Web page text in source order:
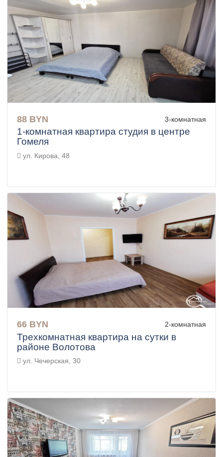
88 BYN 3-комнатная
1-комнатная квартира студия в центре
Гомеля
ул. Кирова, 48
66 BYN 2-комнатная
Трехкомнатная квартира на сутки в
районе Волотова
ул. Чечерская, 30